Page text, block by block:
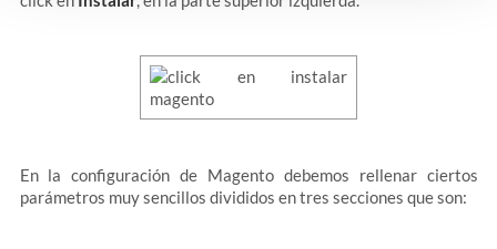
En la configuración de Magento debemos rellenar ciertos
parámetros muy sencillos divididos en tres secciones que son: